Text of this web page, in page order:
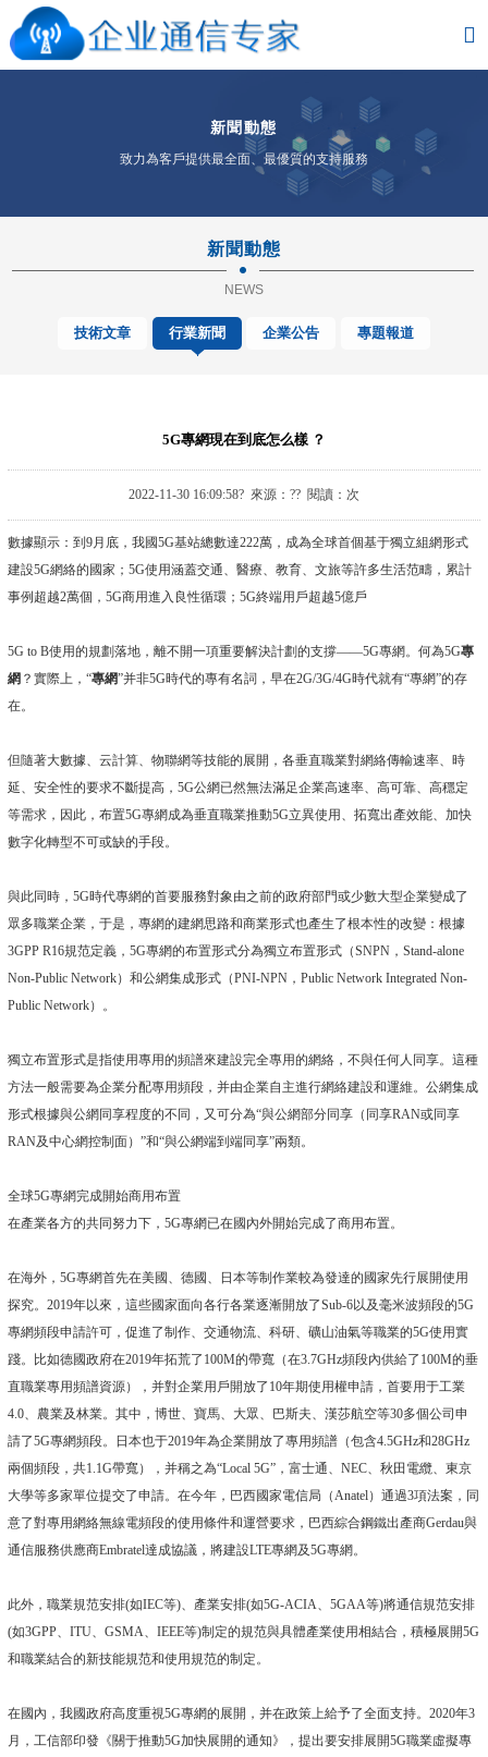
新聞動態
致力為客戶提供最全面、最優質的支持服務
新聞動態
NEWS
技術文章 行業新聞 企業公告 專題報道
5G專網現在到底怎么樣 ？
2022-11-30 16:09:58? 來源：?? 閱讀： 次
數據顯示：到9月底，我國5G基站總數達222萬，成為全球首個基于獨立組網形式
建設5G網絡的國家；5G使用涵蓋交通、醫療、教育、文旅等許多生活范疇，累計
事例超越2萬個，5G商用進入良性循環；5G終端用戶超越5億戶
5G to B使用的規劃落地，離不開一項重要解決計劃的支撐——5G專網。何為5G專
網 ？實際上，“專網”并非5G時代的專有名詞，早在2G/3G/4G時代就有“專網”的存
在。
但隨著大數據、云計算、物聯網等技能的展開，各垂直職業對網絡傳輸速率、時
延、安全性的要求不斷提高，5G公網已然無法滿足企業高速率、高可靠、高穩定
等需求，因此，布置5G專網成為垂直職業推動5G立異使用、拓寬出產效能、加快
數字化轉型不可或缺的手段。
與此同時，5G時代專網的首要服務對象由之前的政府部門或少數大型企業變成了
眾多職業企業，于是，專網的建網思路和商業形式也產生了根本性的改變：根據
3GPP R16規范定義，5G專網的布置形式分為獨立布置形式（SNPN，Stand-alone
Non-Public Network）和公網集成形式（PNI-NPN，Public Network Integrated Non-
Public Network）。
獨立布置形式是指使用專用的頻譜來建設完全專用的網絡，不與任何人同享。這種
方法一般需要為企業分配專用頻段，并由企業自主進行網絡建設和運維。公網集成
形式根據與公網同享程度的不同，又可分為“與公網部分同享（同享RAN或同享
RAN及中心網控制面）”和“與公網端到端同享”兩類。
全球5G專網完成開始商用布置
在產業各方的共同努力下，5G專網已在國內外開始完成了商用布置。
在海外，5G專網首先在美國、德國、日本等制作業較為發達的國家先行展開使用
探究。2019年以來，這些國家面向各行各業逐漸開放了Sub-6以及毫米波頻段的5G
專網頻段申請許可，促進了制作、交通物流、科研、礦山油氣等職業的5G使用實
踐。比如德國政府在2019年拓荒了100M的帶寬（在3.7GHz頻段內供給了100M的垂
直職業專用頻譜資源），并對企業用戶開放了10年期使用權申請，首要用于工業
4.0、農業及林業。其中，博世、寶馬、大眾、巴斯夫、漢莎航空等30多個公司申
請了5G專網頻段。日本也于2019年為企業開放了專用頻譜（包含4.5GHz和28GHz
兩個頻段，共1.1G帶寬），并稱之為“Local 5G”，富士通、NEC、秋田電纜、東京
大學等多家單位提交了申請。在今年，巴西國家電信局（Anatel）通過3項法案，同
意了對專用網絡無線電頻段的使用條件和運營要求，巴西綜合鋼鐵出產商Gerdau與
通信服務供應商Embratel達成協議，將建設LTE專網及5G專網。
此外，職業規范安排(如IEC等)、產業安排(如5G-ACIA、5GAA等)將通信規范安排
(如3GPP、ITU、GSMA、IEEE等)制定的規范與具體產業使用相結合，積極展開5G
和職業結合的新技能規范和使用規范的制定。
在國內，我國政府高度重視5G專網的展開，并在政策上給予了全面支持。2020年3
月，工信部印發《關于推動5G加快展開的通知》，提出要安排展開5G職業虛擬專